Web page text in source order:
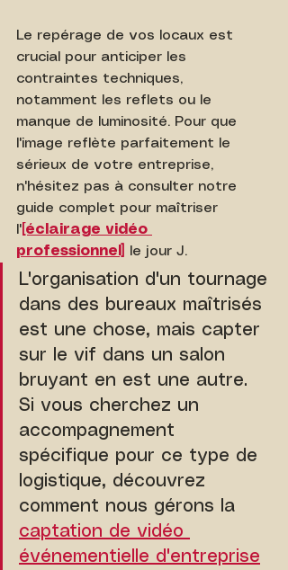
Le repérage de vos locaux est
crucial pour anticiper les
contraintes techniques,
notamment les reflets ou le
manque de luminosité. Pour que
l'image reflète parfaitement le
sérieux de votre entreprise,
n'hésitez pas à consulter notre
guide complet pour maîtriser
l' [éclairage vidéo
professionnel]
le jour J.
L'organisation d'un tournage
dans des bureaux maîtrisés
est une chose, mais capter
sur le vif dans un salon
bruyant en est une autre.
Si vous cherchez un
accompagnement
spécifique pour ce type de
logistique, découvrez
comment nous gérons la
captation de vidéo
événementielle d'entreprise